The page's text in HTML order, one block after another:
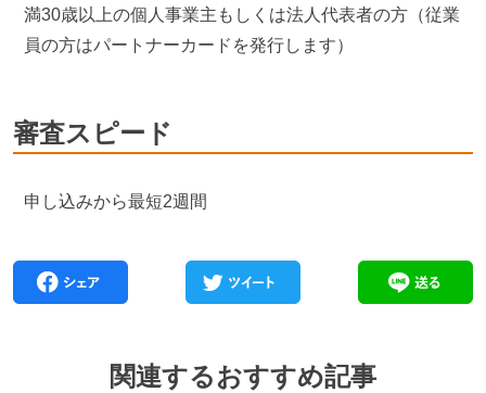
満30歳以上の個人事業主もしくは法人代表者の方（従業
員の方はパートナーカードを発行します）
審査スピード
申し込みから最短2週間
関連するおすすめ記事